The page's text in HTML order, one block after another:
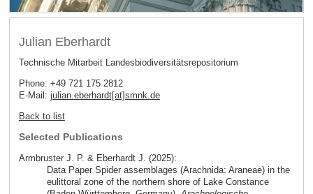
Julian Eberhardt
Technische Mitarbeit Landesbiodiversitätsrepositorium
Phone: +49 721 175 2812
E-Mail: julian.eberhardt[at]smnk.de
Back to list
Selected Publications
Armbruster J. P. & Eberhardt J. (2025):
Data Paper Spider assemblages (Arachnida: Araneae) in the
eulittoral zone of the northern shore of Lake Constance